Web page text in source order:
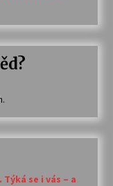
se i vás – a